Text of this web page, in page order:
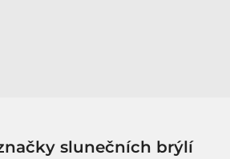
slunečních brýlí